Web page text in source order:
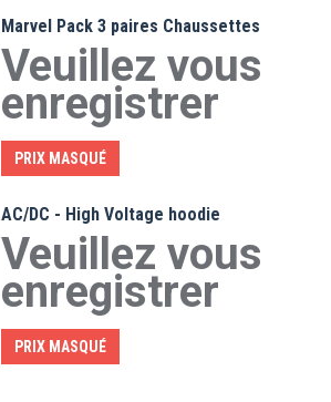
Marvel Pack 3 paires Chaussettes
Veuillez vous
enregistrer
PRIX MASQUÉ
AC/DC - High Voltage hoodie
Veuillez vous
enregistrer
PRIX MASQUÉ